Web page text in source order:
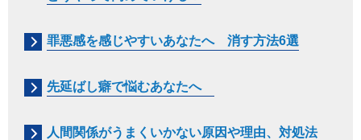
罪悪感を感じやすいあなたへ 消す方法6選
先延ばし癖で悩むあなたへ
人間関係がうまくいかない原因や理由、対処法